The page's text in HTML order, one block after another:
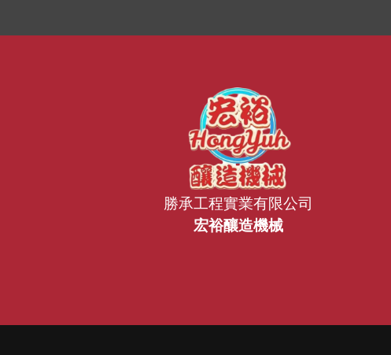
勝承工程實業有限公司
宏裕釀造機械